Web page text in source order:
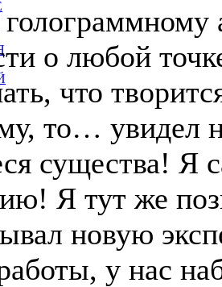
голограммному
о любой
что
то… увидел
существа! Я
Я тут же
новую
у нас